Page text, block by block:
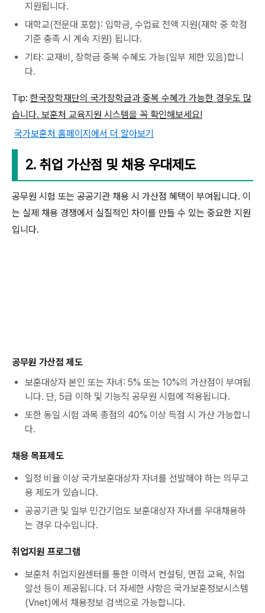
지원됩니다.
대학교(전문대 포함): 입학금, 수업료 전액 지원(재학 중 학점
기준 충족 시 계속 지원) 됩니다.
기타: 교재비, 장학금 중복 수혜도 가능(일부 제한 있음)합니
다.
Tip: 한국장학재단의 국가장학금과 중복 수혜가 가능한 경우도 많
습니다. 보훈처 교육지원 시스템을 꼭 확인해보세요!
국가보훈처 홈페이지에서 더 알아보기
2. 취업 가산점 및 채용 우대제도
공무원 시험 또는 공공기관 채용 시 가산점 혜택이 부여됩니다. 이
는 실제 채용 경쟁에서 실질적인 차이를 만들 수 있는 중요한 지원
입니다.
공무원 가산점 제도
보훈대상자 본인 또는 자녀: 5% 또는 10%의 가산점이 부여됩
니다. 단, 5급 이하 및 기능직 공무원 시험에 적용됩니다.
또한 동일 시험 과목 총점의 40% 이상 득점 시 가산 가능합니
다.
채용 목표제도
일정 비율 이상 국가보훈대상자 자녀를 선발해야 하는 의무고
용 제도가 있습니다.
공공기관 및 일부 민간기업도 보훈대상자 자녀를 우대채용하
는 경우 다수입니다.
취업지원 프로그램
보훈처 취업지원센터를 통한 이력서 컨설팅, 면접 교육, 취업
알선 등이 제공됩니다. 더 자세한 사항은 국가보훈정보시스템
(Vnet)에서 채용정보 검색으로 가능합니다.